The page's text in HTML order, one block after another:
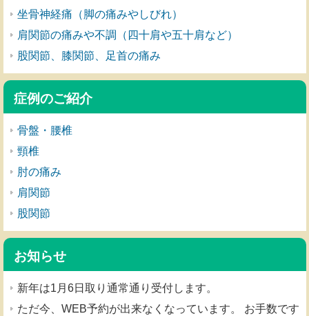
坐骨神経痛（脚の痛みやしびれ）
肩関節の痛みや不調（四十肩や五十肩など）
股関節、膝関節、足首の痛み
症例のご紹介
骨盤・腰椎
頸椎
肘の痛み
肩関節
股関節
お知らせ
新年は1月6日取り通常通り受付します。
ただ今、WEB予約が出来なくなっています。 お手数です